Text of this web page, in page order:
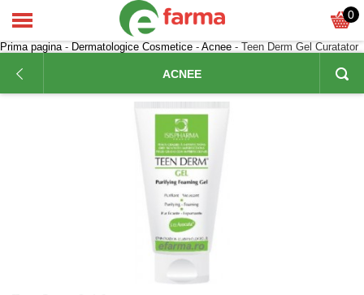
0
Prima pagina- Dermatologice Cosmetice - Acnee - Teen Derm Gel Curatator
ACNEE